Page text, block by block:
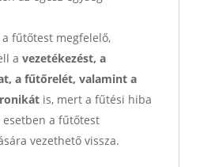
fűtőtest megfelelő,
a vezetékezést, a
a fűtőrelét, valamint a
is, mert a fűtési hiba
a fűtőtest
vezethető vissza.